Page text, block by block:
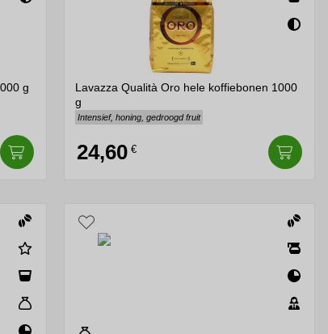
eigen unieke smaakprofiel. Sommige van deze
eigenschappen, zoals hun zuurgraad, body of
aroma's, smaken en texturen. Elke boon
g
Lavazza Qualità Oro hele koffiebonen 1000
g
Intensief, honing, gedroogd fruit
24,60 €